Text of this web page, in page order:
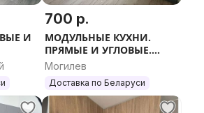
стоимость кухни под ваши
цвет, материал.
И
700 р.
МОДУЛЬНЫЕ КУХНИ.
ПРЯМЫЕ И УГЛОВЫЕ.
ЛЮБОЙ РАЗМЕР.
Могилев
Доставка по Беларуси